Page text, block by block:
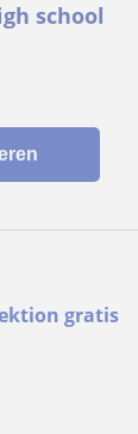
school
gratis